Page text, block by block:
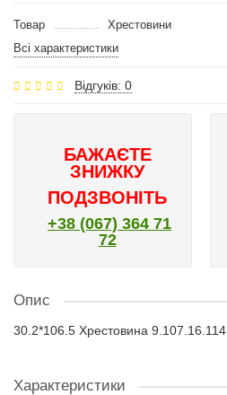
Товар
Хрестовини
Всі характеристики
Відгуків: 0
БАЖАЄТЕ
ЗНИЖКУ
ПОДЗВОНІТЬ
+38 (067) 364 71
72
Опис
30.2*106.5 Хрестовина 9.107.16.114
Характеристики